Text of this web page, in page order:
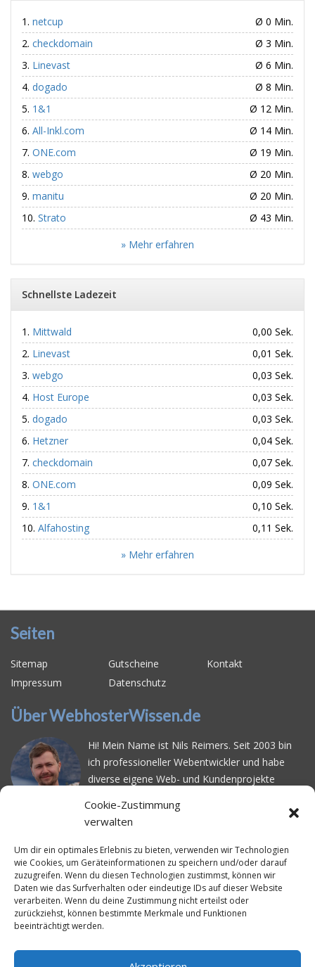
Cookie-Zustimmung
verwalten
Um dir ein optimales Erlebnis zu bieten, verwenden wir Technologien
wie Cookies, um Geräteinformationen zu speichern und/oder darauf
zuzugreifen. Wenn du diesen Technologien zustimmst, können wir
Daten wie das Surfverhalten oder eindeutige IDs auf dieser Website
verarbeiten. Wenn du deine Zustimmung nicht erteilst oder
zurückziehst, können bestimmte Merkmale und Funktionen
beeinträchtigt werden.
netcup
Ø 0 Min.
checkdomain
Ø 3 Min.
Linevast
Ø 6 Min.
dogado
Ø 8 Min.
1&1
Ø 12 Min.
All-Inkl.com
Ø 14 Min.
ONE.com
Ø 19 Min.
webgo
Ø 20 Min.
manitu
Ø 20 Min.
Strato
Ø 43 Min.
» Mehr erfahren
Schnellste Ladezeit
Mittwald
0,00 Sek.
Linevast
0,01 Sek.
webgo
0,03 Sek.
Host Europe
0,03 Sek.
dogado
0,03 Sek.
Hetzner
0,04 Sek.
checkdomain
0,07 Sek.
ONE.com
0,09 Sek.
1&1
0,10 Sek.
Alfahosting
0,11 Sek.
» Mehr erfahren
Seiten
Sitemap Gutscheine
Kontakt
Impressum
Datenschutz
Über WebhosterWissen.de
Hi! Mein Name ist Nils Reimers. Seit 2003 bin
ich professioneller Webentwickler und habe
diverse eigene Web- und Kundenprojekte
schwierig ist gutes Webhosting zu finden: Bei
vielen Anbietern ärgert man sich über
Serverausfälleoder überlangsame
Ladezeiten. Deswegen habe ich im Mai 2016
angefangen, die bekanntesten Webhoster
systematisch zu testen und deren
Erreichbarkeit und Ladezeit für eine typische
Website basierend auf dem beliebten CMS-
System WordPress zu protokollieren. Auf